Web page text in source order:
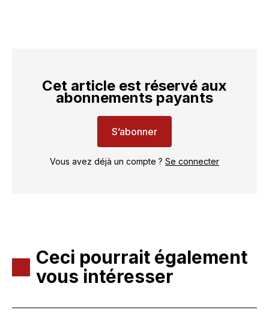
Cet article est réservé aux
abonnements payants
S’abonner
Vous avez déjà un compte ? Se connecter
Ceci pourrait également
vous intéresser